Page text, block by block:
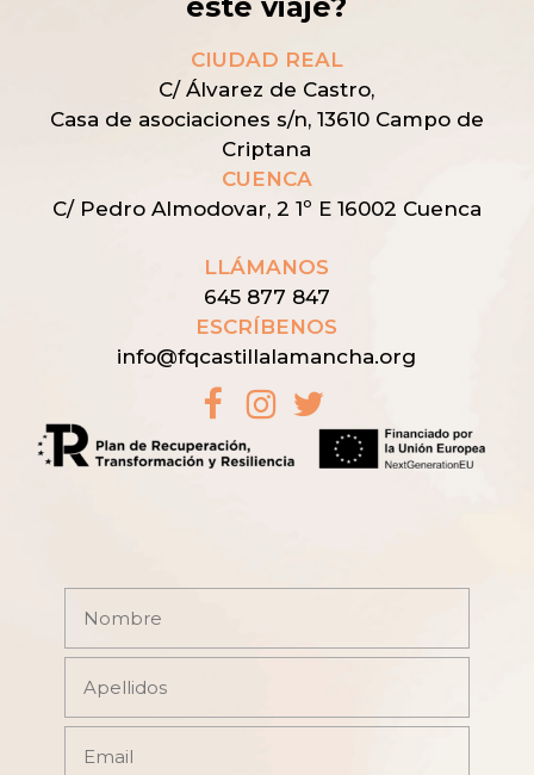
CIUDAD REAL
C/ Álvarez de Castro,
Casa de asociaciones s/n, 13610 Campo de
Criptana
CUENCA
C/ Pedro Almodovar, 2 1º E 16002 Cuenca
LLÁMANOS
645 877 847
ESCRÍBENOS
info@fqcastillalamancha.org